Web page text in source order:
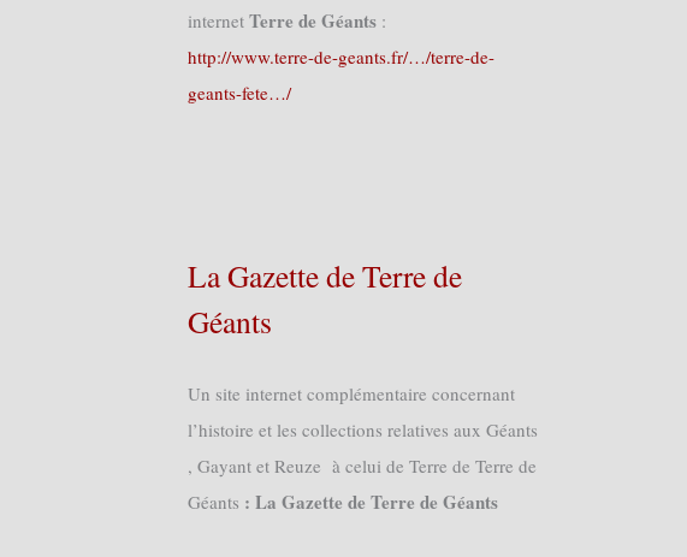
internet Terre de Géants :
http://www.terre-de-geants.fr/…/terre-de-
geants-fete…/
La Gazette de Terre de
Géants
Un site internet complémentaire concernant
l’histoire et les collections relatives aux Géants
, Gayant et Reuze à celui de Terre de Terre de
Géants : La Gazette de Terre de Géants